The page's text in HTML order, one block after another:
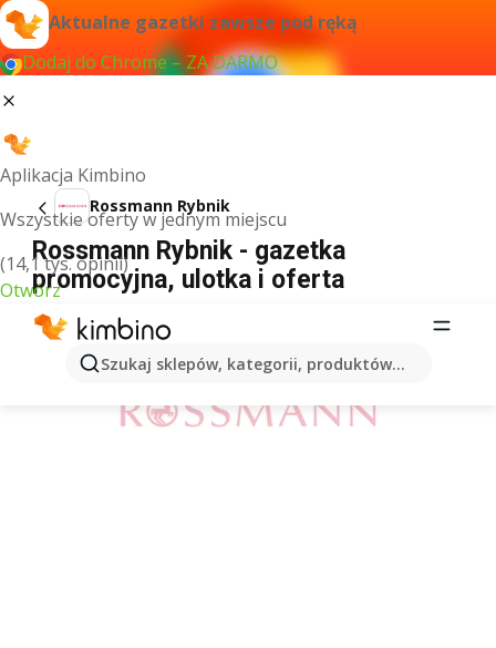
Aktualne gazetki zawsze pod ręką
Dodaj do Chrome – ZA DARMO
Aplikacja Kimbino
Wszystkie oferty w jednym miejscu
(14,1 tys. opinii)
Otwórz
Szukaj sklepów, kategorii, produktów...
Rossmann Rybnik
Rossmann Rybnik - gazetka
promocyjna, ulotka i oferta